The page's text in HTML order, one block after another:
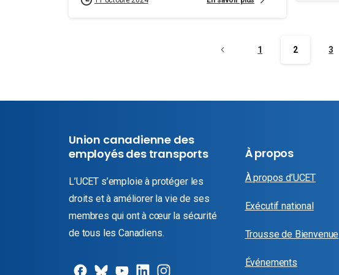
1 2 3
Union canadienne des
employés des transports
L’UCET s’emploie à protéger les
droits et à améliorer la vie de ses
membres qui ont à cœur la sécurité
de tous les Canadiens.
À propos
À propos d’UCET
Exécutif national
Trousse de Bienvenue
Événements